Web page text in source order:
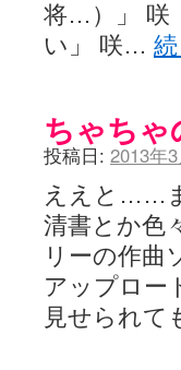
将…）」 咲
い」 咲…
ちゃち
投稿日: 2013年
ええと……
清書とか色
リーの作曲
アップロー
見せられて